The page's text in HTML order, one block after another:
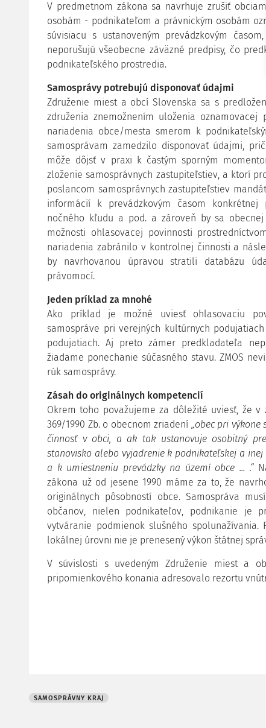
V predmetnom zákona sa navrhuje zrušiť
osobám - podnikateľom a právnickým osobám
súvisiacu s ustanoveným prevádzkovým
neporušujú všeobecne záväzné predpisy, čo
podnikateľského prostredia.
Samosprávy potrebujú disponovať údajmi
Združenie miest a obcí Slovenska sa s
združenia znemožnením uloženia oznamovacej
nariadenia obce/mesta smerom k
samosprávam zamedzilo disponovať údajmi,
môže dôjsť v praxi k častým sporným
zloženie samosprávnych zastupiteľstiev, a ktorí
poslancom samosprávnych zastupiteľstiev
informácií k prevádzkovým časom
nočného kľudu a pod. a zároveň by sa
možnosti ohlasovacej povinnosti
nariadenia zabránilo v kontrolnej činnosti a
by navrhovanou úpravou stratili databázu
právomocí.
Jeden príklad za mnohé
Ako príklad je možné uviesť ohlasovaciu
samospráve pri verejných kultúrnych
podujatiach. Aj preto zámer predkladateľa
žiadame ponechanie súčasného stavu. ZMOS
rúk samosprávy.
Zásah do originálnych kompetencií
Okrem toho považujeme za dôležité uviesť, že
369/1990 Zb. o obecnom zriadení „obec pri
činnosť v obci, a ak tak ustanovuje osobitný
stanovisko alebo vyjadrenie k podnikateľskej a
a k umiestneniu prevádzky na území obce ... .“
zákona už od jesene 1990 máme za to, že
originálnych pôsobností obce. Samospráva
občanov, nielen podnikateľov, podnikanie je
vytváranie podmienok slušného
lokálnej úrovni nie je prenesený výkon štátnej
V súvislosti s uvedeným Združenie miest a
pripomienkového konania adresovalo rezortu
SAMOSPRÁVNY KRAJ